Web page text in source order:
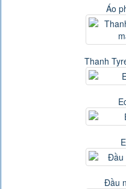
Áo
Thanh
Đầu